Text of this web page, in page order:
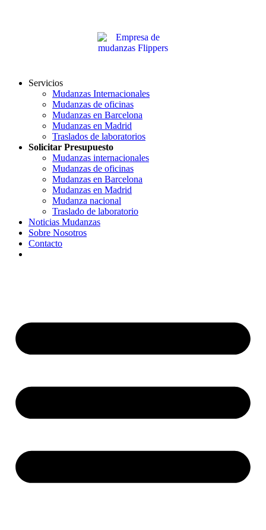
Servicios
Mudanzas Internacionales
Mudanzas de oficinas
Mudanzas en Barcelona
Mudanzas en Madrid
Traslados de laboratorios
Solicitar Presupuesto
Mudanzas internacionales
Mudanzas de oficinas
Mudanzas en Barcelona
Mudanzas en Madrid
Mudanza nacional
Traslado de laboratorio
Noticias Mudanzas
Sobre Nosotros
Contacto